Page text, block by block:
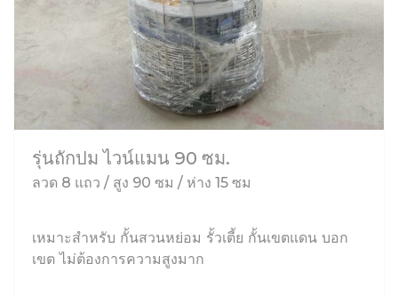
รุ่นถักปม ไวน์แมน 90 ซม.
ลวด 8 แถว / สูง 90 ซม / ห่าง 15 ซม
เหมาะสำหรับ กั้นสวนหย่อม รั้วเตี้ย กั้นเขตแดน บอก
เขต ไม่ต้องการความสูงมาก